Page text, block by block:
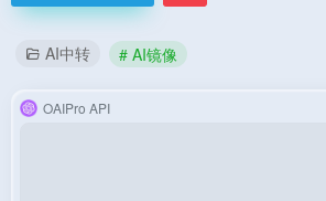
AI中转 # AI镜像
OAIPro API